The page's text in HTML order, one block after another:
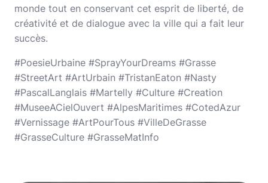
monde tout en conservant cet esprit de liberté, de
créativité et de dialogue avec la ville qui a fait leur
succès.
#PoesieUrbaine #SprayYourDreams #Grasse
#StreetArt #ArtUrbain #TristanEaton #Nasty
#PascalLanglais #Martelly #Culture #Creation
#MuseeACielOuvert #AlpesMaritimes #CotedAzur
#Vernissage #ArtPourTous #VilleDeGrasse
#GrasseCulture #GrasseMatInfo